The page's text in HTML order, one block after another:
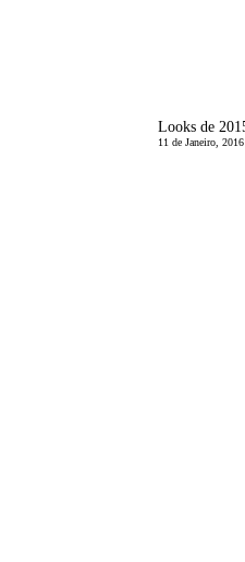
11 de Janeiro, 2016